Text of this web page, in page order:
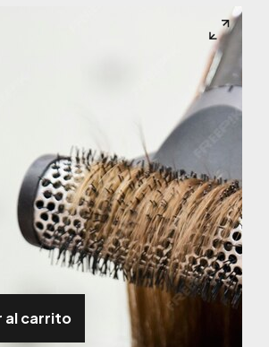
al carrito